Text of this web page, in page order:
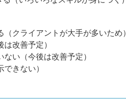
クライアントが大手が多いため）
改善予定）
い（今後は改善予定）
きない）